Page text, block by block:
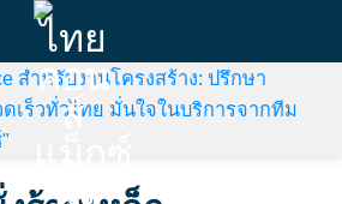
สำหรับงานโครงสร้าง: ปรึกษา
เร็วทั่วไทย มั่นใจในบริการจากทีม